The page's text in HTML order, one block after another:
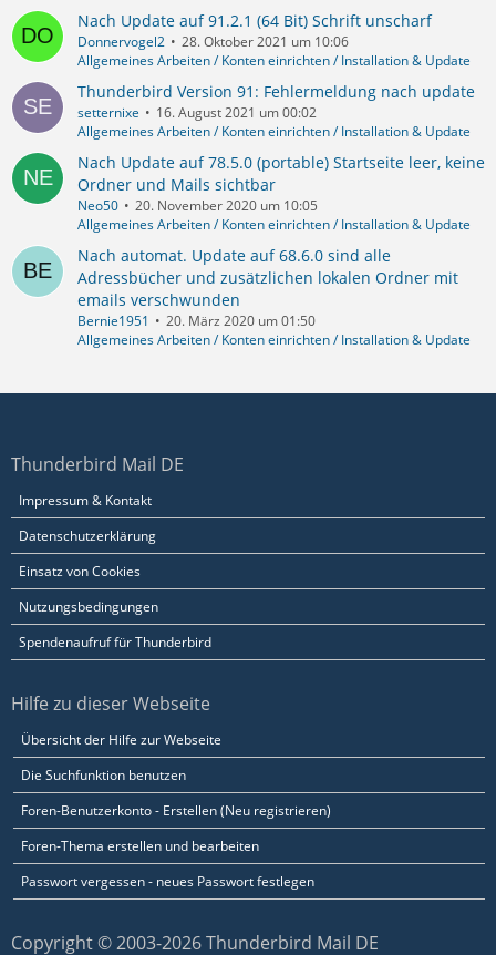
Nach Update auf 91.2.1 (64 Bit) Schrift unscharf
Donnervogel2
28. Oktober 2021 um 10:06
Allgemeines Arbeiten / Konten einrichten / Installation & Update
Thunderbird Version 91: Fehlermeldung nach update
setternixe
16. August 2021 um 00:02
Allgemeines Arbeiten / Konten einrichten / Installation & Update
Nach Update auf 78.5.0 (portable) Startseite leer, keine
Ordner und Mails sichtbar
Neo50
20. November 2020 um 10:05
Allgemeines Arbeiten / Konten einrichten / Installation & Update
Nach automat. Update auf 68.6.0 sind alle
Adressbücher und zusätzlichen lokalen Ordner mit
emails verschwunden
Bernie1951
20. März 2020 um 01:50
Allgemeines Arbeiten / Konten einrichten / Installation & Update
Thunderbird Mail DE
Impressum & Kontakt
Datenschutzerklärung
Einsatz von Cookies
Nutzungsbedingungen
Spendenaufruf für Thunderbird
Hilfe zu dieser Webseite
Übersicht der Hilfe zur Webseite
Die Suchfunktion benutzen
Foren-Benutzerkonto - Erstellen (Neu registrieren)
Foren-Thema erstellen und bearbeiten
Passwort vergessen - neues Passwort festlegen
Copyright © 2003-2026 Thunderbird Mail DE